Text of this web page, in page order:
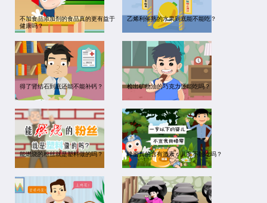
不加食品添加剂的食品真的更有益于
健康吗？
乙烯利催熟的水果到底能不能吃？
得了肾结石到底还能不能补钙？ 检出矿物油的巧克力还能吃吗？
能燃烧的粉丝就是塑料做的吗？ 蜂蜜真的含有激素，儿童不能吃吗？